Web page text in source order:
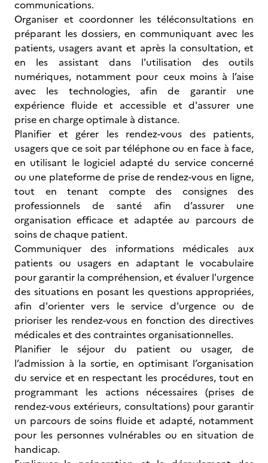
communications.
Organiser et coordonner les téléconsultations en
préparant les dossiers, en communiquant avec les
patients, usagers avant et après la consultation, et
en les assistant dans l'utilisation des outils
numériques, notamment pour ceux moins à l’aise
avec les technologies, afin de garantir une
expérience fluide et accessible et d'assurer une
prise en charge optimale à distance.
Planifier et gérer les rendez-vous des patients,
usagers que ce soit par téléphone ou en face à face,
en utilisant le logiciel adapté du service concerné
ou une plateforme de prise de rendez-vous en ligne,
tout en tenant compte des consignes des
professionnels de santé afin d’assurer une
organisation efficace et adaptée au parcours de
soins de chaque patient.
Communiquer des informations médicales aux
patients ou usagers en adaptant le vocabulaire
pour garantir la compréhension, et évaluer l'urgence
des situations en posant les questions appropriées,
afin d'orienter vers le service d'urgence ou de
prioriser les rendez-vous en fonction des directives
médicales et des contraintes organisationnelles.
Planifier le séjour du patient ou usager, de
l’admission à la sortie, en optimisant l’organisation
du service et en respectant les procédures, tout en
programmant les actions nécessaires (prises de
rendez-vous extérieurs, consultations) pour garantir
un parcours de soins fluide et adapté, notamment
pour les personnes vulnérables ou en situation de
handicap.